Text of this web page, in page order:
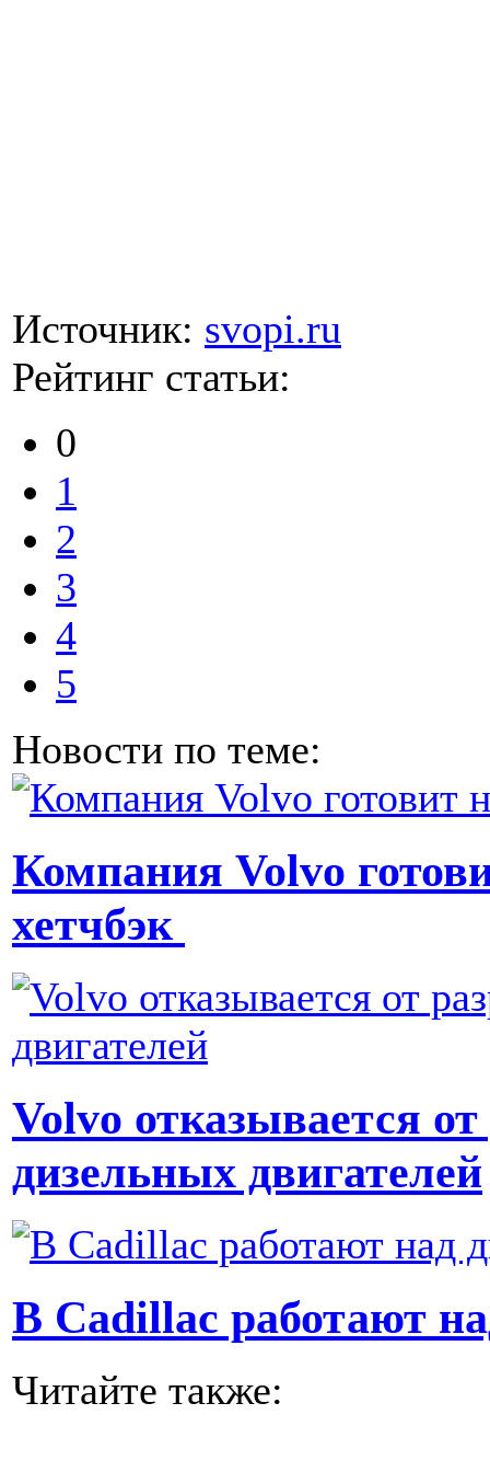
Источник: svopi.ru
Рейтинг статьи:
0
1
2
3
4
5
Новости по теме:
Компания Volvo
хетчбэк
Volvo отказывается
дизельных двигателей
В Cadillac работают
Читайте также: